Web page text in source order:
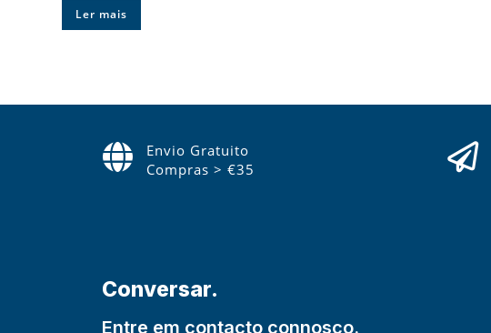
Ler mais
Envio Gratuito
Compras > €35
Conversar.
Entre em contacto connosco.